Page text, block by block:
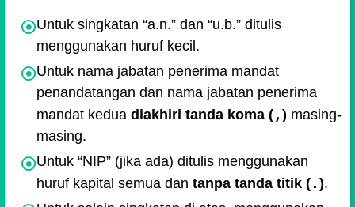
Untuk singkatan “a.n.” dan “u.b.” ditulis
menggunakan huruf kecil.
Untuk nama jabatan penerima mandat
penandatangan dan nama jabatan penerima
mandat keduadiakhiri tanda koma ( ,) masing-
masing.
Untuk NIP (jika ada) ditulis menggunakan
huruf kapital semua dantanpa tanda titik ( .).